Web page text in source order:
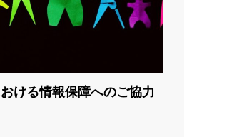
ける情報保障へのご協力